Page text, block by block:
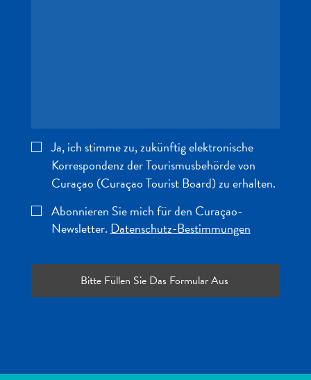
Ja, ich stimme zu, zukünftig elektronische
Korrespondenz der Tourismusbehörde von
Curaçao (Curaçao Tourist Board) zu erhalten.
Abonnieren Sie mich für den Curaçao-
Newsletter. Datenschutz-Bestimmungen